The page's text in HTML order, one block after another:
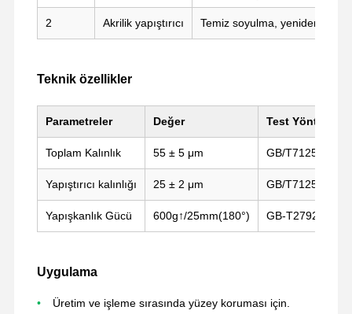
Ana Sayfa
2 Akrilik yapıştırıcı Temiz soyulma, yeniden
Teknik özellikler
Parametreler Değer Test Yöntemi
Toplam Kalınlık 55 ± 5 μm GB/T7125-2014
Yapıştırıcı kalınlığı 25 ± 2 μm GB/T7125-2014
Yapışkanlık Gücü 600g↑/25mm(180°) GB-T2792-2014
Uygulama
Üretim ve işleme sırasında yüzey koruması için.